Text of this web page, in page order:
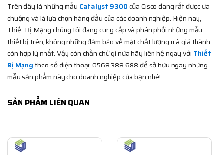
Trên đây là những mẫu Catalyst 9300của Cisco đang rất được ưa
chuộng và là lựa chọn hàng đầu của các doanh nghiệp. Hiện nay,
Thiết Bị Mạng chúng tôi đang cung cấp và phân phối những mẫu
thiết bị trên, không những đảm bảo về mặt chất lượng mà giá thành
còn hợp lý nhất. Vậy còn chần chừ gì nữa hãy liên hệ ngay với Thiết
Bị Mạngtheo số điện thoại: 0568 388 688 để sở hữu ngay những
mẫu sản phẩm này cho doanh nghiệp của bạn nhé!
SẢN PHẨM LIÊN QUAN